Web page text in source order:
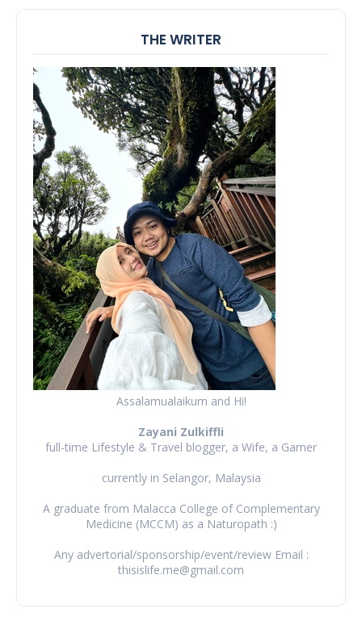
THE WRITER
Assalamualaikum and Hi!
Zayani Zulkiffli
full-time Lifestyle & Travel blogger, a Wife, a Gamer
currently in Selangor, Malaysia
A graduate from Malacca College of Complementary
Medicine (MCCM) as a Naturopath :)
Any advertorial/sponsorship/event/review Email :
thisislife.me@gmail.com